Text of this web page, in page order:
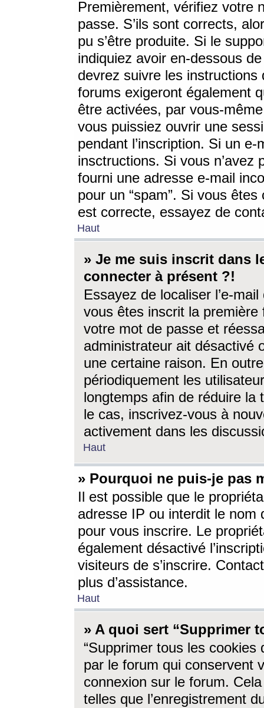
Premièrement, vérifiez votre
passe. S’ils sont corrects,
pu s’être produite. Si le
indiquiez avoir en-dessous
devrez suivre les
forums exigeront également
être activées, par vous-
vous puissiez ouvrir une
pendant l’inscription. Si un
insctructions. Si vous n’avez
fourni une adresse e-mail
pour un “spam”. Si vous
est correcte, essayez de
Haut
» Je me suis inscrit dans
connecter à présent ?!
Essayez de localiser l’e-
vous êtes inscrit la première
votre mot de passe et
administrateur ait désactivé
une certaine raison. En
périodiquement les
longtemps afin de réduire la
le cas, inscrivez-vous à
activement dans les
Haut
» Pourquoi ne puis-je pas
Il est possible que le
adresse IP ou interdit le nom
pour vous inscrire. Le
également désactivé
visiteurs de s’inscrire.
plus d’assistance.
Haut
» A quoi sert “Supprimer
“Supprimer tous les cookies
par le forum qui conservent
connexion sur le forum.
telles que l’enregistrement